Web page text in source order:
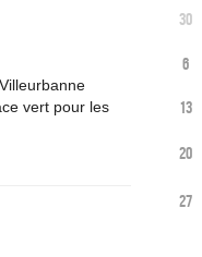
vert pour les
30
6
13
20
27